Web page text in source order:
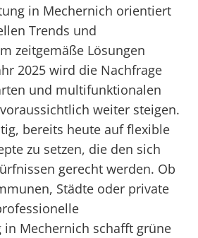
in Mechernich orientiert
Trends und
zeitgemäße Lösungen
2025 wird die Nachfrage
und multifunktionalen
weiter steigen.
bereits heute auf flexible
zu setzen, die den sich
gerecht werden. Ob
Städte oder private
in Mechernich schafft grüne